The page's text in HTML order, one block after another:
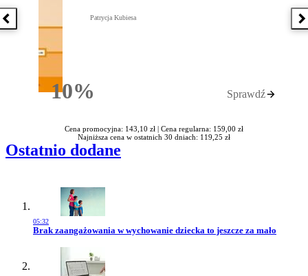
Poprzednia książka
10%Rabatu
Patrycja Kubiesa
Sprawdź
Cena promocyjna: 143,10 zł | Cena regularna: 159,00 zł
Najniższa cena w ostatnich 30 dniach: 119,25 zł
Ostatnio dodane
05:32
Przejdź do artykułu:
Brak zaangażowania w wychowanie dziecka to jeszcze za mało